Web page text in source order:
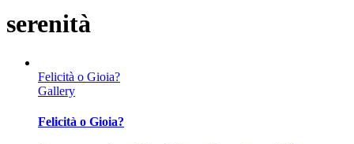
serenità
Felicità o Gioia?
Gallery
Felicità o Gioia?